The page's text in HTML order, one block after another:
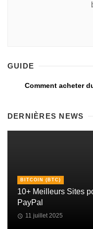
GUIDE
Comment acheter
DERNIÈRES NEWS
BITCOIN (BTC)
10+ Meilleurs Sites
PayPal
11 juillet 2025